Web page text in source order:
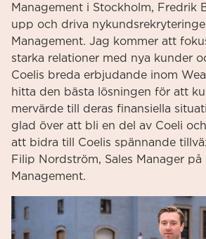
Management i Stockholm, Fredrik
upp och driva
Management. Jag kommer att
starka relationer med nya kunder
Coelis breda erbjudande inom
hitta den bästa lösningen för att
mervärde till deras finansiella
glad över att bli en del av Coeli
att bidra till Coelis spännande
Filip Nordström, Sales Manager på
Management.